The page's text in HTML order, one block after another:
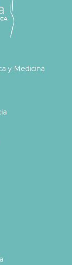
y Medicina